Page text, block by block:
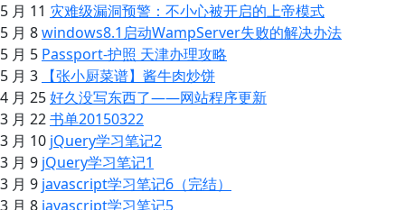
5 月 11 灾难级漏洞预警：不小心被开启的上帝模式
5 月 8windows8.1启动WampServer失败的解决办法
5 月 5 Passport-护照 天津办理攻略
5 月 3
【张小厨菜谱】酱牛肉炒饼
4 月 25好久没写东西了——网站程序更新
3 月 22书单20150322
3 月 10 jQuery学习笔记2
3 月 9 jQuery学习笔记1
3 月 9 javascript学习笔记6（完结）
3 月 8 javascript学习笔记5